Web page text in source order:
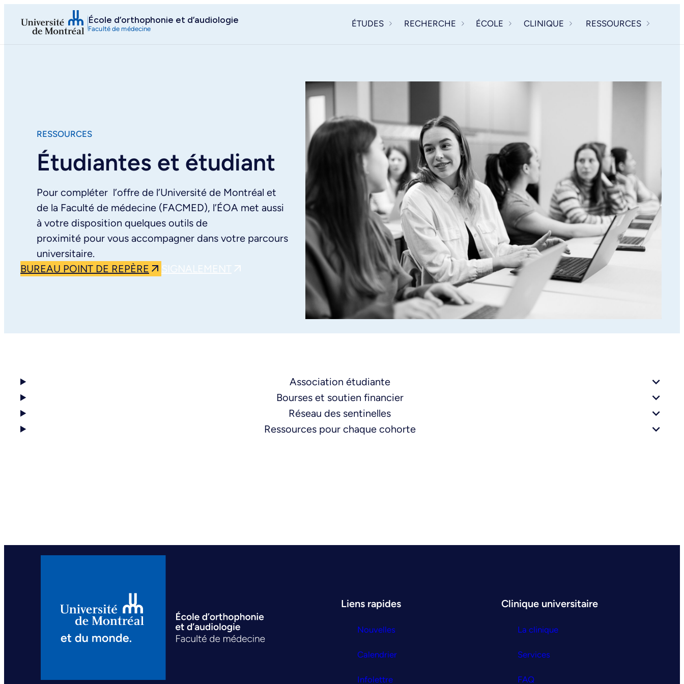
École d’orthophonie et d’audiologie
Faculté de médecine
ÉTUDES RECHERCHE ÉCOLE CLINIQUE RESSOURCES
RESSOURCES
Étudiantes et étudiant
Pour compléter l’offre de l’Université de Montréal et
de la Faculté de médecine (FACMED), l’ÉOA met aussi
à votre disposition quelques outils de
proximité pour vous accompagner dans votre parcours
universitaire.
BUREAU POINT DE REPÈRE
SIGNALEMENT
Association étudiante
Bourses et soutien financier
Réseau des sentinelles
Ressources pour chaque cohorte
Liens rapides
Nouvelles
Calendrier
Infolettre
Clinique universitaire
La clinique
Services
FAQ